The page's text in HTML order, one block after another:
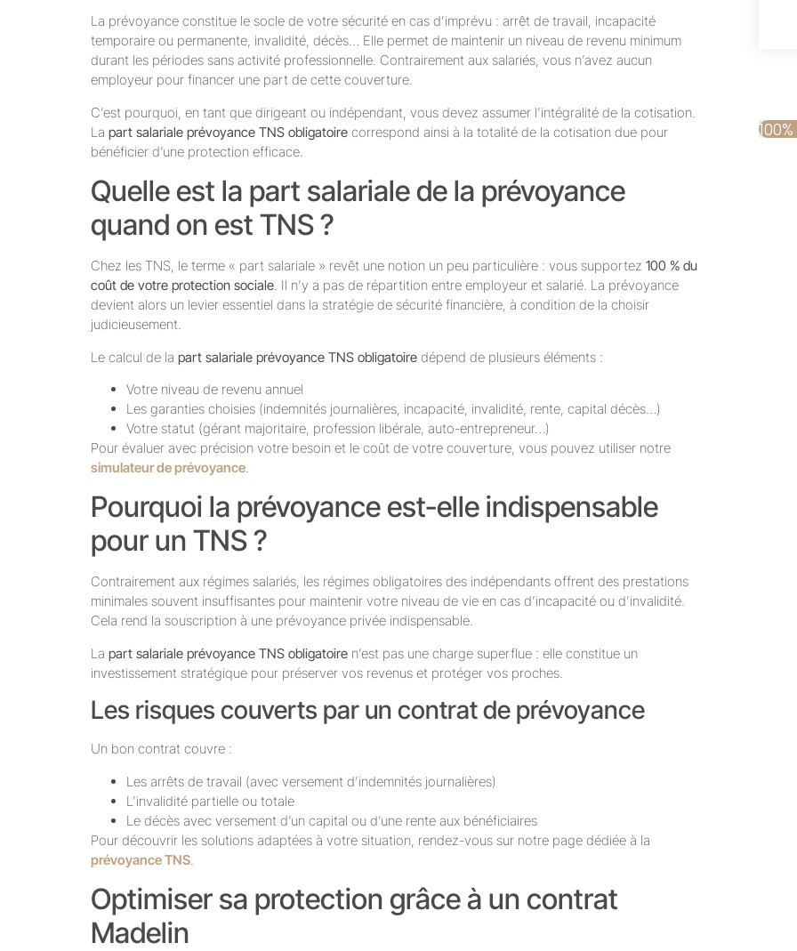
La prévoyance constitue le socle de votre sécurité en cas d’imprévu : arrêt de travail, incapacité
temporaire ou permanente, invalidité, décès… Elle permet de maintenir un niveau de revenu minimum
durant les périodes sans activité professionnelle. Contrairement aux salariés, vous n’avez aucun
employeur pour financer une part de cette couverture.
C’est pourquoi, en tant que dirigeant ou indépendant, vous devez assumer l’intégralité de la cotisation.
La part salariale prévoyance TNS obligatoire correspond ainsi à la totalité de la cotisation due pour
bénéficier d’une protection efficace.
Quelle est la part salariale de la prévoyance
quand on est TNS ?
Chez les TNS, le terme « part salariale » revêt une notion un peu particulière : vous supportez 100 % du
coût de votre protection sociale. Il n’y a pas de répartition entre employeur et salarié. La prévoyance
devient alors un levier essentiel dans la stratégie de sécurité financière, à condition de la choisir
judicieusement.
Le calcul de la part salariale prévoyance TNS obligatoire dépend de plusieurs éléments :
Votre niveau de revenu annuel
Les garanties choisies (indemnités journalières, incapacité, invalidité, rente, capital décès…)
Votre statut (gérant majoritaire, profession libérale, auto-entrepreneur…)
Pour évaluer avec précision votre besoin et le coût de votre couverture, vous pouvez utiliser notre
simulateur de prévoyance.
Pourquoi la prévoyance est-elle indispensable
pour un TNS ?
Contrairement aux régimes salariés, les régimes obligatoires des indépendants offrent des prestations
minimales souvent insuffisantes pour maintenir votre niveau de vie en cas d’incapacité ou d’invalidité.
Cela rend la souscription à une prévoyance privée indispensable.
La part salariale prévoyance TNS obligatoire n’est pas une charge superflue : elle constitue un
investissement stratégique pour préserver vos revenus et protéger vos proches.
Les risques couverts par un contrat de prévoyance
Un bon contrat couvre :
Les arrêts de travail (avec versement d’indemnités journalières)
L’invalidité partielle ou totale
Le décès avec versement d’un capital ou d’une rente aux bénéficiaires
Pour découvrir les solutions adaptées à votre situation, rendez-vous sur notre page dédiée à la
prévoyance TNS
Optimiser sa protection grâce à un contrat
Madelin
100%